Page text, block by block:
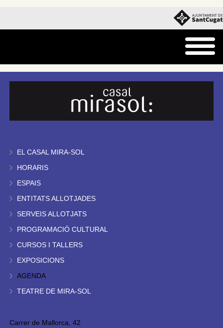
EL CASAL MIRA-SOL
HORARIS
ESPAIS
ENTITATS ALLOTJADES
SERVEIS ALLOTJATS
PROGRAMACIÓ CULTURAL
CURSOS I TALLERS
EXPOSICIONS
AGENDA
TEATRE DE MIRA-SOL
Carrer de Mallorca, 42